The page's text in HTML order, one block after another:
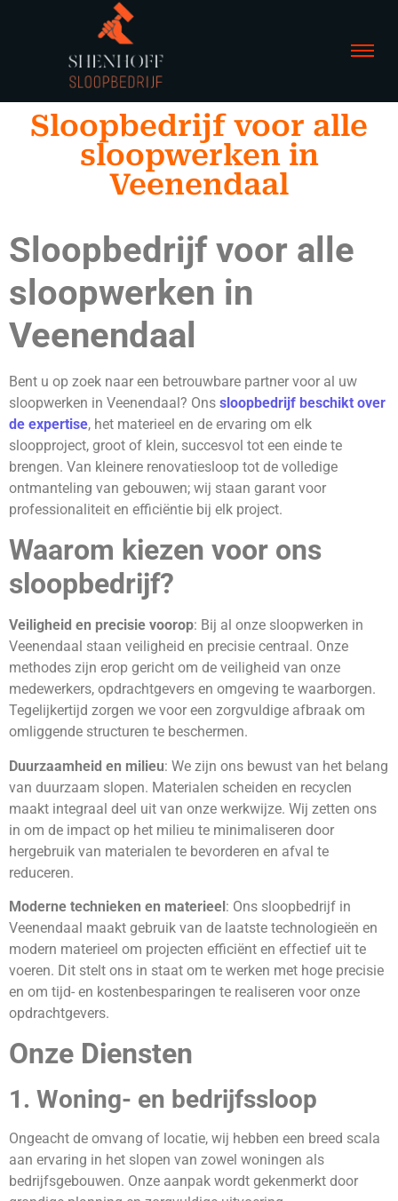
Sloopbedrijf voor alle
sloopwerken in
Veenendaal
Sloopbedrijf voor alle
sloopwerken in
Veenendaal
Bent u op zoek naar een betrouwbare partner voor al uw
sloopwerken in Veenendaal? Ons sloopbedrijf beschikt over
de expertise, het materieel en de ervaring om elk
sloopproject, groot of klein, succesvol tot een einde te
brengen. Van kleinere renovatiesloop tot de volledige
ontmanteling van gebouwen; wij staan garant voor
professionaliteit en efficiëntie bij elk project.
Waarom kiezen voor ons
sloopbedrijf?
Veiligheid en precisie voorop: Bij al onze sloopwerken in
Veenendaal staan veiligheid en precisie centraal. Onze
methodes zijn erop gericht om de veiligheid van onze
medewerkers, opdrachtgevers en omgeving te waarborgen.
Tegelijkertijd zorgen we voor een zorgvuldige afbraak om
omliggende structuren te beschermen.
Duurzaamheid en milieu: We zijn ons bewust van het belang
van duurzaam slopen. Materialen scheiden en recyclen
maakt integraal deel uit van onze werkwijze. Wij zetten ons
in om de impact op het milieu te minimaliseren door
hergebruik van materialen te bevorderen en afval te
reduceren.
Moderne technieken en materieel: Ons sloopbedrijf in
Veenendaal maakt gebruik van de laatste technologieën en
modern materieel om projecten efficiënt en effectief uit te
voeren. Dit stelt ons in staat om te werken met hoge precisie
en om tijd- en kostenbesparingen te realiseren voor onze
opdrachtgevers.
Onze Diensten
1. Woning- en bedrijfssloop
Ongeacht de omvang of locatie, wij hebben een breed scala
aan ervaring in het slopen van zowel woningen als
bedrijfsgebouwen. Onze aanpak wordt gekenmerkt door